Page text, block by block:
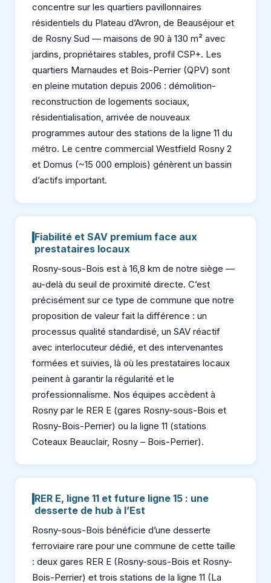
concentre sur les quartiers pavillonnaires
résidentiels du Plateau d’Avron, de Beauséjour et
de Rosny Sud — maisons de 90 à 130 m² avec
jardins, propriétaires stables, profil CSP+. Les
quartiers Marnaudes et Bois-Perrier (QPV) sont
en pleine mutation depuis 2006 : démolition-
reconstruction de logements sociaux,
résidentialisation, arrivée de nouveaux
programmes autour des stations de la ligne 11 du
métro. Le centre commercial Westfield Rosny 2
et Domus (~15 000 emplois) génèrent un bassin
d’actifs important.
Fiabilité et SAV premium face aux
prestataires locaux
Rosny-sous-Bois est à 16,8 km de notre siège —
au-delà du seuil de proximité directe. C’est
précisément sur ce type de commune que notre
proposition de valeur fait la différence : un
processus qualité standardisé, un SAV réactif
avec interlocuteur dédié, et des intervenantes
formées et suivies, là où les prestataires locaux
peinent à garantir la régularité et le
professionnalisme. Nos équipes accèdent à
Rosny par le RER E (gares Rosny-sous-Bois et
Rosny-Bois-Perrier) ou la ligne 11 (stations
Coteaux Beauclair, Rosny – Bois-Perrier).
RER E, ligne 11 et future ligne 15 : une
desserte de hub à l’Est
Rosny-sous-Bois bénéficie d’une desserte
ferroviaire rare pour une commune de cette taille
: deux gares RER E (Rosny-sous-Bois et Rosny-
Bois-Perrier) et trois stations de la ligne 11 (La